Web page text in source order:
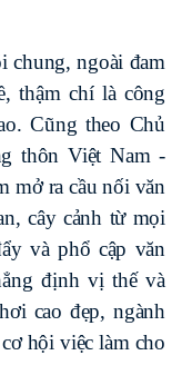
chung, ngoài đam
thậm chí là công
Cũng theo Chủ
thôn Việt Nam -
mở ra cầu nối văn
cây cảnh từ mọi
và phổ cập văn
định vị thế và
cao đẹp, ngành
hội việc làm cho